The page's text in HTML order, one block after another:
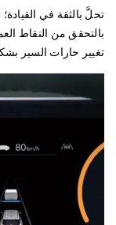
الراحة
المواصفات
السيارة الهجينة
الطراز N Line
تحلَّ بالثقة في
بالتحقق من النقاط
تغيير حارات السير